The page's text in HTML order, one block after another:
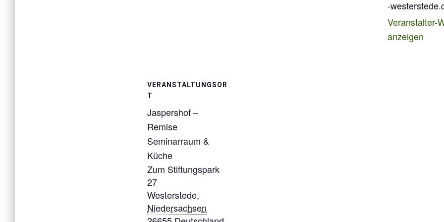
-
Veranstalter-
anzeigen
VERANSTALTUNGSOR
T
Jaspershof –
Remise
Seminarraum &
Küche
Zum Stiftungspark
27
Westerstede,
Niedersachsen